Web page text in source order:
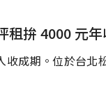
租拚 4000 元
成期。位於台北